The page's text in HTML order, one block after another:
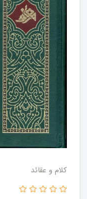
کلام و عقائد